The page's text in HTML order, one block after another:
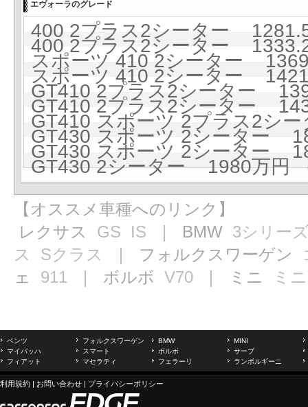
エヴォーラのグレード
400 2プラス2シーター
400 2プラス2シーター
スポーツ 410 2シーター
スポーツ 410 2シーター
GT410 2プラス2シーター
GT410 2プラス2シーター
GT410 スポーツ 2プラス2シ
GT430 スポーツ 2シーター
GT430 スポーツ 2シーター
GT430 2シーター 1980万円
【オススメ車種へのリンク】
レクサス GS IS ｜ BMW 3シリー
ス
Sクラス ｜ フォルクスワーゲン
ェ 911 ｜ ボルボ V70 ｜ ミニ ミニ
ベンツ フォルクスワーゲン BMW
MINI
マイバッハ
スマート ボルボ
サーブ
フィアット
マセラティ フェラーリ ランボルギーニ
利用規約 | お問い合わせ | プライバシーポリシー